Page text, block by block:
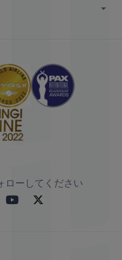
ローしてください